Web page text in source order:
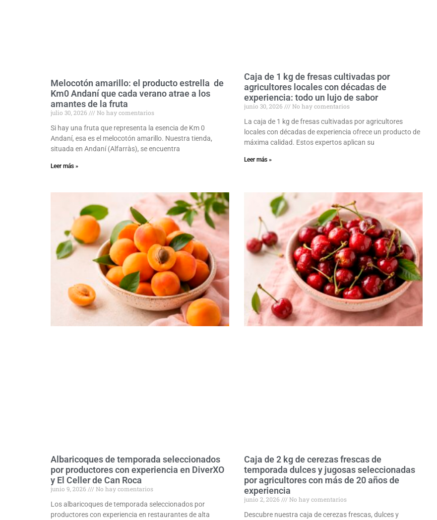
Melocotón amarillo: el producto estrella de
Km0 Andaní que cada verano atrae a los
amantes de la fruta
julio 30, 2026
No hay comentarios
Si hay una fruta que representa la esencia de Km 0
Andaní, esa es el melocotón amarillo. Nuestra tienda,
situada en Andaní (Alfarràs), se encuentra
Leer más »
Caja de 1 kg de fresas cultivadas por
agricultores locales con décadas de
experiencia: todo un lujo de sabor
junio 30, 2026
No hay comentarios
La caja de 1 kg de fresas cultivadas por agricultores
locales con décadas de experiencia ofrece un producto de
máxima calidad. Estos expertos aplican su
Leer más »
Albaricoques de temporada seleccionados
por productores con experiencia en DiverXO
y El Celler de Can Roca
junio 9, 2026
No hay comentarios
Los albaricoques de temporada seleccionados por
productores con experiencia en restaurantes de alta
Caja de 2 kg de cerezas frescas de
temporada dulces y jugosas seleccionadas
por agricultores con más de 20 años de
experiencia
junio 2, 2026
No hay comentarios
Descubre nuestra caja de cerezas frescas, dulces y